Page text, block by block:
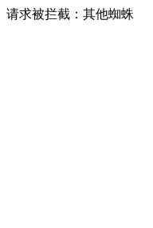
请求被拦截：其他蜘蛛